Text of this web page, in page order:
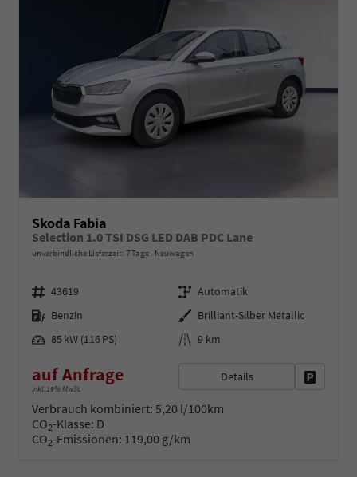
Skoda Fabia
Selection 1.0 TSI DSG LED DAB PDC Lane
unverbindliche Lieferzeit: 7 Tage Neuwagen
Fahrzeugnr. 43619 Getriebe Automatik
Kraftstoff Benzin Außenfarbe Brilliant-Silber Metallic
Leistung 85 kW (116 PS) Kilometerstand 9 km
auf Anfrage
inkl. 19% MwSt.
Details
Verbrauch kombiniert: 5,20 l/100km
CO2-Klasse: D
CO2-Emissionen: 119,00 g/km